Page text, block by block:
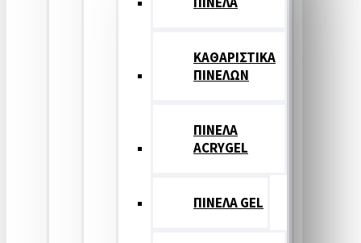
ΚΑΘΑΡΙΣΤΙΚΑ
ΠΙΝΕΛΩΝ
ΠΙΝΕΛΑ
ACRYGEL
ΠΙΝΕΛΑ GEL